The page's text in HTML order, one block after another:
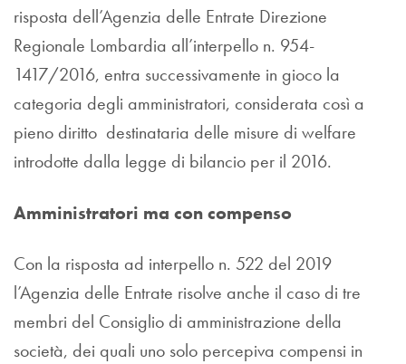
risposta dell’Agenzia delle Entrate Direzione
Regionale Lombardia all’interpello n. 954-
1417/2016, entra successivamente in gioco la
categoria degli amministratori, considerata così a
pieno diritto destinataria delle misure di welfare
introdotte dalla legge di bilancio per il 2016.
Amministratori ma con compenso
Con la risposta ad interpello n. 522 del 2019
l’Agenzia delle Entrate risolve anche il caso di tre
membri del Consiglio di amministrazione della
società, dei quali uno solo percepiva compensi in